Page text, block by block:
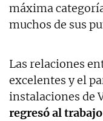
máxima
muchos de sus
Las relaciones
excelentes y el
instalaciones de
regresó al